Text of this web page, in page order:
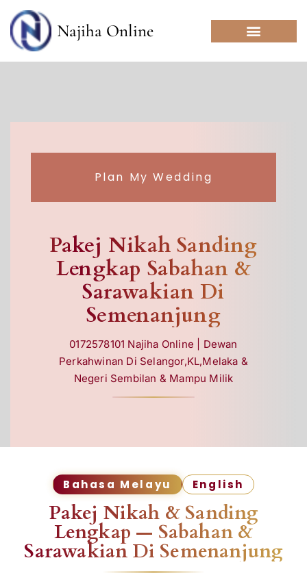
Skip
to
content
Najiha Online
Plan My Wedding
Pakej Nikah Sanding
Lengkap Sabahan &
Sarawakian Di
Semenanjung
0172578101 Najiha Online | Dewan
Perkahwinan Di Selangor,KL,Melaka &
Negeri Sembilan & Mampu Milik
Bahasa Melayu English
Pakej Nikah & Sanding
Lengkap — Sabahan &
Sarawakian Di Semenanjung